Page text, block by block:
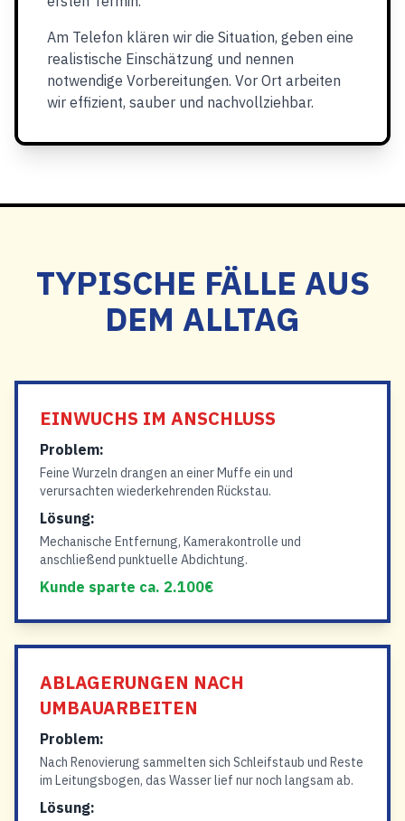
Am Telefon klären wir die Situation, geben eine
realistische Einschätzung und nennen
notwendige Vorbereitungen. Vor Ort arbeiten
wir effizient, sauber und nachvollziehbar.
TYPISCHE FÄLLE AUS
DEM ALLTAG
EINWUCHS IM ANSCHLUSS
Problem:
Feine Wurzeln drangen an einer Muffe ein und
verursachten wiederkehrenden Rückstau.
Lösung:
Mechanische Entfernung, Kamerakontrolle und
anschließend punktuelle Abdichtung.
Kunde sparte ca. 2.100€
ABLAGERUNGEN NACH
UMBAUARBEITEN
Problem:
Nach Renovierung sammelten sich Schleifstaub und Reste
im Leitungsbogen, das Wasser lief nur noch langsam ab.
Lösung: